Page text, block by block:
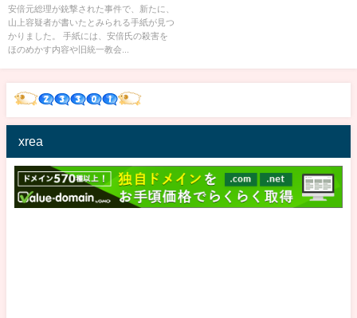
に？元総理“銃撃”を示唆(2022年
7月17日)
安倍元総理が銃撃された事件で、新たに、
山上容疑者が書いたとみられる手紙が見つ
かりました。 手紙には、安倍氏の殺害を
ほのめかす内容や旧統一教会...
xrea